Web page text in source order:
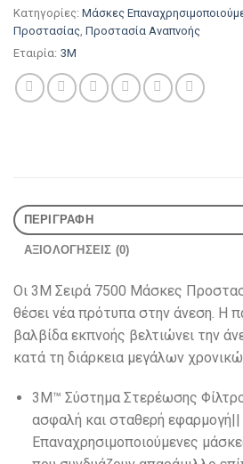
Κατηγορίες: Μάσκες
Προστασίας Προστασία Αναπνοής
Εταιρία: 3M
ΠΕΡΙΓΡΑΦΉ
ΑΞΙΟΛΟΓΉΣΕΙΣ (0)
Οι 3M Σειρά 7500 Μάσκες
θέσει νέα πρότυπα στην άνεση. Η
βαλβίδα εκπνοής βελτιώνει την
κατά τη διάρκεια μεγάλων
3M™ Σύστημα Στερέωσης
ασφαλή και σταθερή εφαρμογή||
Επαναχρησιμοποιούμενες